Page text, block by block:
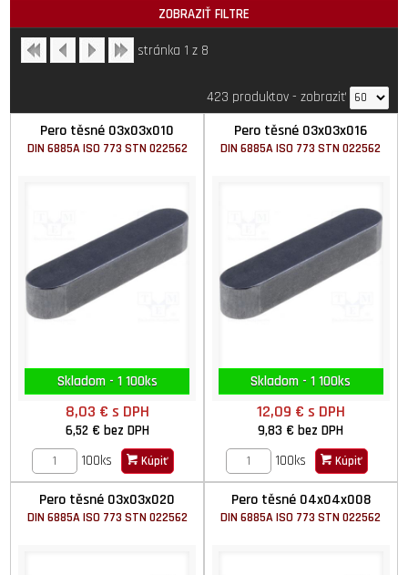
ZOBRAZIŤ FILTRE
stránka 1 z 8
423 produktov- zobraziť
Pero těsné 03x03x010
DIN 6885A ISO 773 STN 022562
Skladom - 1 100ks
8,03 € s DPH
6,52 € bez DPH
100ks
Kúpiť
Pero těsné 03x03x016
DIN 6885A ISO 773 STN 022562
Skladom - 1 100ks
12,09 € s DPH
9,83 €bez DPH
100ks
Kúpiť
Pero těsné 03x03x020
DIN 6885A ISO 773 STN 022562
Pero těsné 04x04x008
DIN 6885A ISO 773 STN 022562